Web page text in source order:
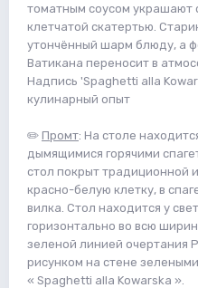
томатным соусом украшают
клетчатой скатертью.
утончённый шарм блюду, а
Ватикана переносит в
Надпись 'Spaghetti alla
кулинарный опыт
✏️ Промт: На столе
дымящимися горячими
стол покрыт традиционной
красно-белую клетку, в
вилка. Стол находится у
горизонтально во всю
зеленой линией очертания
рисунком на стене
« Spaghetti alla Kowarska ».